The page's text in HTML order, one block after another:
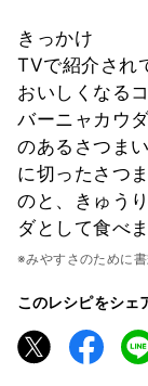
きっかけ
TVで紹介され
おいしくなる
バーニャカウ
のあるさつま
に切ったさつ
のと、きゅう
ダとして食べ
※みやすさのために書
このレシピをシェ